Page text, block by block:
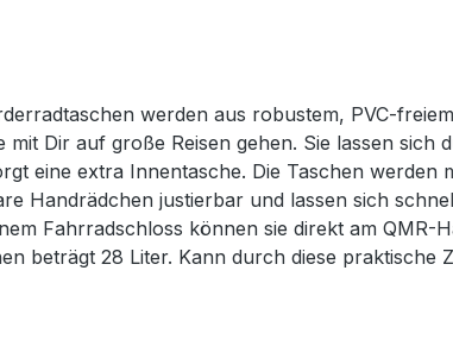
werden aus robustem, PVC-
Dir auf große Reisen gehen. Sie lassen
eine extra Innentasche. Die Taschen
Handrädchen justierbar und lassen sich
Fahrradschloss können sie direkt am
beträgt 28 Liter. Kann durch diese